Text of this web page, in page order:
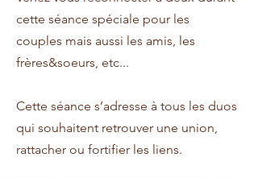
cette séance spéciale pour les
couples mais aussi les amis, les
frères&soeurs, etc...
Cette séance s’adresse à tous les duos
qui souhaitent retrouver une union,
rattacher ou fortifier les liens.